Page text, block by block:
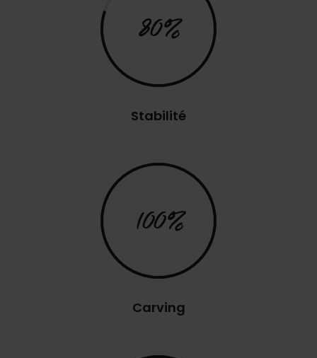
80%
Stabilité
100%
Carving